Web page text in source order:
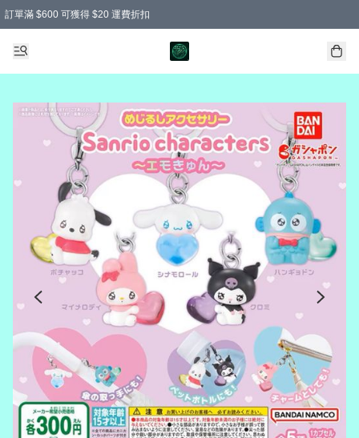
訂單滿 $600 可獲得 $20 運費折扣